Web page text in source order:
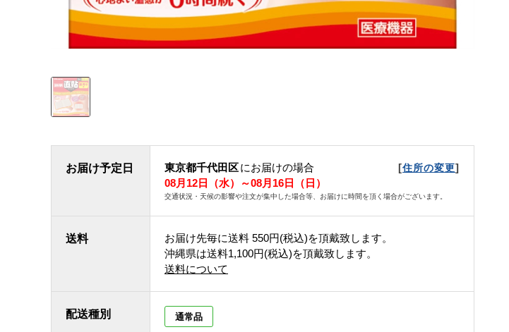
お届け予定日 東京都千代田区にお届けの場合 [住所の変更]
08月12日（水）～08月16日（日）
交通状況・天候の影響や注文が集中した場合等、お届けに時間を頂く場合がございます。
送料 お届け先毎に送料 550円(税込)を頂戴致します。
沖縄県は送料1,100円(税込)を頂戴致します。
送料について
配送種別 通常品